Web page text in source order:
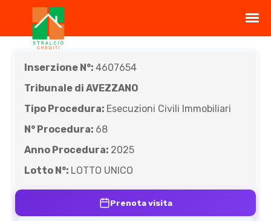
Inserzione N°: 4607654
Tribunale di AVEZZANO
Tipo Procedura: Esecuzioni Civili Immobiliari
N° Procedura: 68
Anno Procedura: 2025
Lotto N°: LOTTO UNICO
Prenota visita